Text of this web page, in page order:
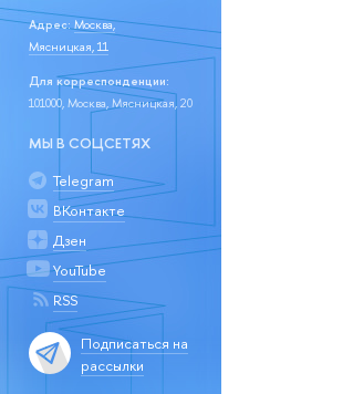
Адрес: Москва,
Мясницкая, 11
Для корреспонденции:
101000, Москва, Мясницкая, 20
МЫ В СОЦСЕТЯХ
Telegram
ВКонтакте
Дзен
YouTube
RSS
Подписаться на
рассылки